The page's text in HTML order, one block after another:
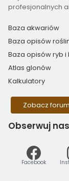
profesjonalnych
Baza akwariów
Baza opisów
Baza opisów ryb
Atlas glonów
Kalkulatory
Zobacz forum
Obserwuj nas
Facebook